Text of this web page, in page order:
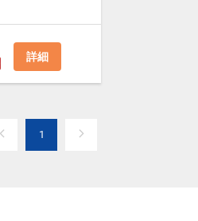
詳細
1